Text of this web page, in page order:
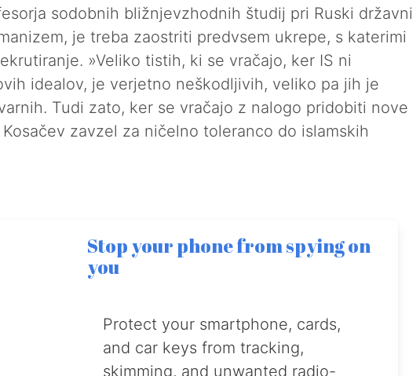
sodobnih bližnjevzhodnih študij pri Ruski državni
je treba zaostriti predvsem ukrepe, s katerimi
»Veliko tistih, ki se vračajo, ker IS ni
idealov, je verjetno neškodljivih, veliko pa jih je
Tudi zato, ker se vračajo z nalogo pridobiti nove
zavzel za ničelno toleranco do islamskih
Stop your phone from spying on
you
Protect your smartphone, cards,
and car keys from tracking,
skimming, and unwanted radio-